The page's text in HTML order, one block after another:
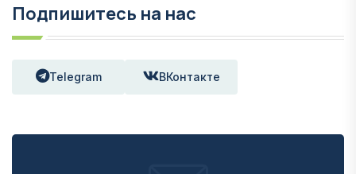
Подпишитесь на нас
Telegram ВКонтакте